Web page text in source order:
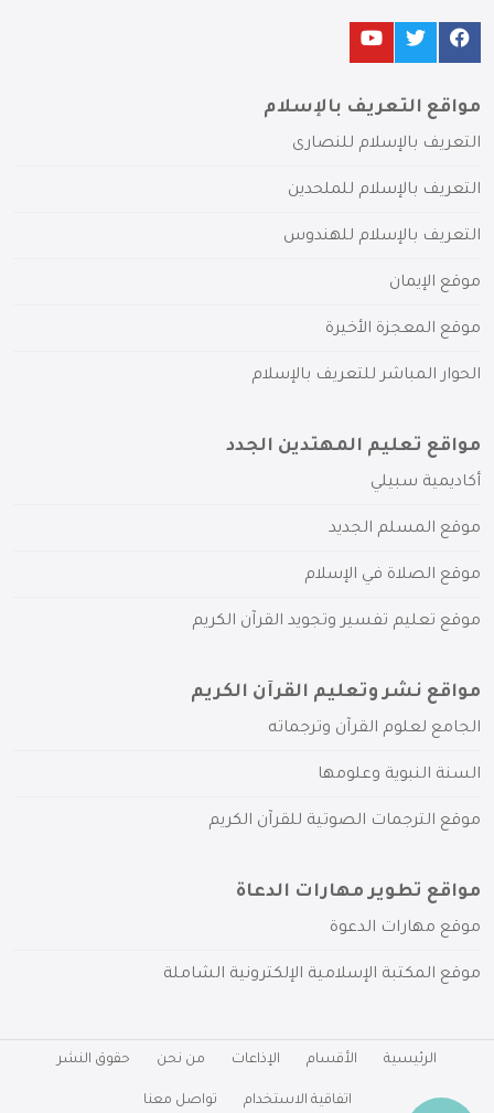
مواقع التعريف بالإسلام
التعريف بالإسلام للنصارى
التعريف بالإسلام للملحدين
التعريف بالإسلام للهندوس
موقع الإيمان
موقع المعجزة الأخيرة
الحوار المباشر للتعريف بالإسلام
مواقع تعليم المهتدين الجدد
أكاديمية سبيلي
موقع المسلم الجديد
موقع الصلاة في الإسلام
موقع تعليم تفسير وتجويد القرآن الكريم
مواقع نشر وتعليم القرآن الكريم
الجامع لعلوم القرآن وترجماته
السنة النبوية وعلومها
موقع الترجمات الصوتية للقرآن الكريم
مواقع تطوير مهارات الدعاة
موقع مهارات الدعوة
موقع المكتبة الإسلامية الإلكترونية الشاملة
الرئيسية الأقسام الإذاعات من نحن حقوق النشر
اتفاقية الاستخدام تواصل معنا